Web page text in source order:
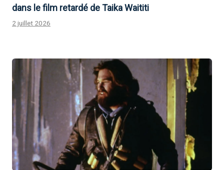
dans le film retardé de Taika Waititi
2 juillet 2026